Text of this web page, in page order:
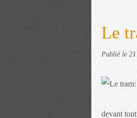
Le
Publié le
devant